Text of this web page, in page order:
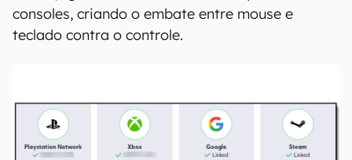
consoles, criando o embate entre mouse e
teclado contra o controle.